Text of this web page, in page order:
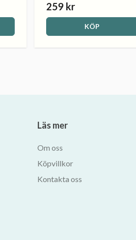
259 kr
KÖP
Läs mer
Om oss
Köpvillkor
Kontakta oss